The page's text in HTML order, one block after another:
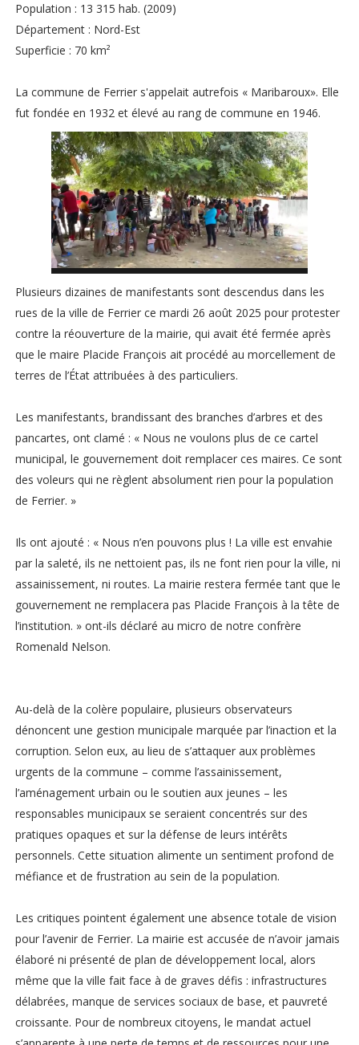
Population : 13 315 hab. (2009)
Département : Nord-Est
Superficie : 70 km²
La commune de Ferrier s'appelait autrefois « Maribaroux». Elle
fut fondée en 1932 et élevé au rang de commune en 1946.
Plusieurs dizaines de manifestants sont descendus dans les
rues de la ville de Ferrier ce mardi 26 août 2025 pour protester
contre la réouverture de la mairie, qui avait été fermée après
que le maire Placide François ait procédé au morcellement de
terres de l’État attribuées à des particuliers.
Les manifestants, brandissant des branches d’arbres et des
pancartes, ont clamé : « Nous ne voulons plus de ce cartel
municipal, le gouvernement doit remplacer ces maires. Ce sont
des voleurs qui ne règlent absolument rien pour la population
de Ferrier. »
Ils ont ajouté : « Nous n’en pouvons plus ! La ville est envahie
par la saleté, ils ne nettoient pas, ils ne font rien pour la ville, ni
assainissement, ni routes. La mairie restera fermée tant que le
gouvernement ne remplacera pas Placide François à la tête de
l’institution. » ont-ils déclaré au micro de notre confrère
Romenald Nelson.
Au-delà de la colère populaire, plusieurs observateurs
dénoncent une gestion municipale marquée par l’inaction et la
corruption. Selon eux, au lieu de s’attaquer aux problèmes
urgents de la commune – comme l’assainissement,
l’aménagement urbain ou le soutien aux jeunes – les
responsables municipaux se seraient concentrés sur des
pratiques opaques et sur la défense de leurs intérêts
personnels. Cette situation alimente un sentiment profond de
méfiance et de frustration au sein de la population.
Les critiques pointent également une absence totale de vision
pour l’avenir de Ferrier. La mairie est accusée de n’avoir jamais
élaboré ni présenté de plan de développement local, alors
même que la ville fait face à de graves défis : infrastructures
délabrées, manque de services sociaux de base, et pauvreté
croissante. Pour de nombreux citoyens, le mandat actuel